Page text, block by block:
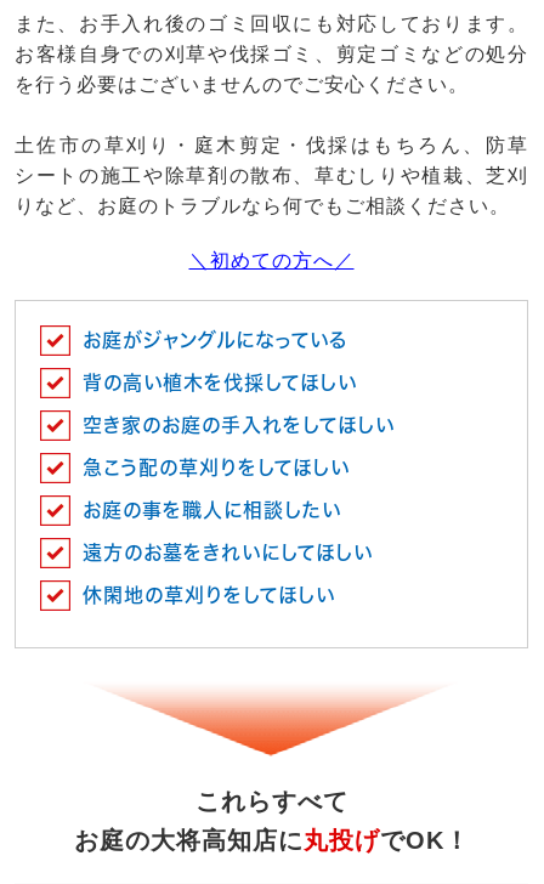
また、お手入れ後のゴミ回収にも対応しております。
お客様自身での刈草や伐採ゴミ、剪定ゴミなどの処分
を行う必要はございませんのでご安心ください。
土佐市の草刈り・庭木剪定・伐採はもちろん、防草
シートの施工や除草剤の散布、草むしりや植栽、芝刈
りなど、お庭のトラブルなら何でもご相談ください。
＼初めての方へ／
お庭がジャングルになっている
背の高い植木を伐採してほしい
空き家のお庭の手入れをしてほしい
急こう配の草刈りをしてほしい
お庭の事を職人に相談したい
遠方のお墓をきれいにしてほしい
休閑地の草刈りをしてほしい
これらすべて
お庭の大将高知店に丸投げでOK！